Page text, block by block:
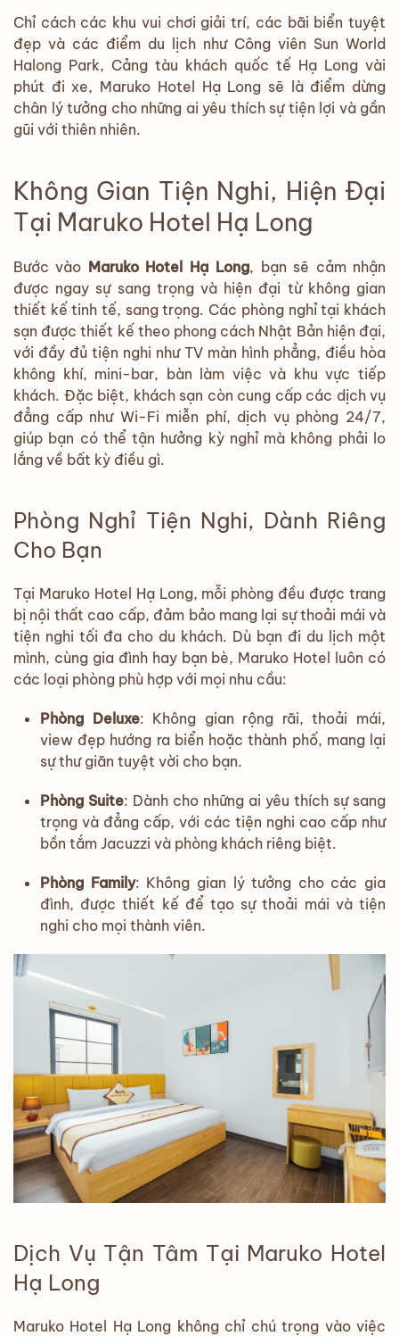
Chỉ cách các khu vui chơi giải trí, các bãi biển tuyệt
đẹp và các điểm du lịch như Công viên Sun World
Halong Park, Cảng tàu khách quốc tế Hạ Long vài
phút đi xe, Maruko Hotel Hạ Long sẽ là điểm dừng
chân lý tưởng cho những ai yêu thích sự tiện lợi và gần
gũi với thiên nhiên.
Không Gian Tiện Nghi, Hiện Đại
Tại Maruko Hotel Hạ Long
Bước vào Maruko Hotel Hạ Long, bạn sẽ cảm nhận
được ngay sự sang trọng và hiện đại từ không gian
thiết kế tinh tế, sang trọng. Các phòng nghỉ tại khách
sạn được thiết kế theo phong cách Nhật Bản hiện đại,
với đầy đủ tiện nghi như TV màn hình phẳng, điều hòa
không khí, mini-bar, bàn làm việc và khu vực tiếp
khách. Đặc biệt, khách sạn còn cung cấp các dịch vụ
đẳng cấp như Wi-Fi miễn phí, dịch vụ phòng 24/7,
giúp bạn có thể tận hưởng kỳ nghỉ mà không phải lo
lắng về bất kỳ điều gì.
Phòng Nghỉ Tiện Nghi, Dành Riêng
Cho Bạn
Tại Maruko Hotel Hạ Long, mỗi phòng đều được trang
bị nội thất cao cấp, đảm bảo mang lại sự thoải mái và
tiện nghi tối đa cho du khách. Dù bạn đi du lịch một
mình, cùng gia đình hay bạn bè, Maruko Hotel luôn có
các loại phòng phù hợp với mọi nhu cầu:
Phòng Deluxe: Không gian rộng rãi, thoải mái,
view đẹp hướng ra biển hoặc thành phố, mang lại
sự thư giãn tuyệt vời cho bạn.
Phòng Suite: Dành cho những ai yêu thích sự sang
trọng và đẳng cấp, với các tiện nghi cao cấp như
bồn tắm Jacuzzi và phòng khách riêng biệt.
Phòng Family: Không gian lý tưởng cho các gia
đình, được thiết kế để tạo sự thoải mái và tiện
nghi cho mọi thành viên.
Dịch Vụ Tận Tâm Tại Maruko Hotel
Hạ Long
Maruko Hotel Hạ Long không chỉ chú trọng vào việc